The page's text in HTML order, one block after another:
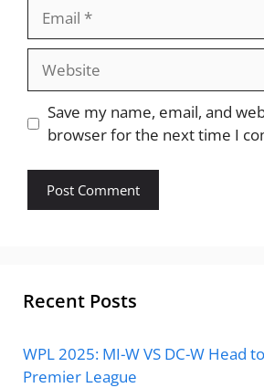
Website
Save my name, email, and
browser for the next time I
Recent Posts
WPL 2025: MI-W VS DC-W Head
Premier League